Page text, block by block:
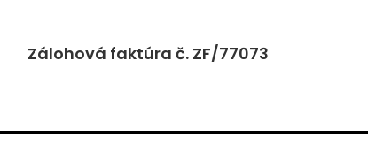
Zálohová faktúra č. ZF/77073